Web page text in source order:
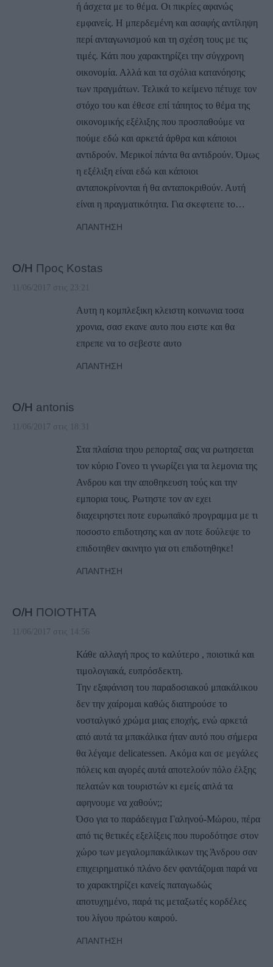
ή άσχετα με το θέμα. Οι πικρίες αφανώς
εμφανείς. Η μπερδεμένη και ασαφής αντίληψη
περί ανταγωνισμού και τη σχέση τους με τις
τιμές. Κάτι που χαρακτηρίζει την σύγχρονη
οικονομία. Αλλά και τα σχόλια κατανόησης
των πραγμάτων. Τελικά το κείμενο πέτυχε τον
στόχο του και έθεσε επί τάπητος το θέμα της
οικονομικής εξέλιξης που προσπαθούμε να
πούμε εδώ και αρκετά άρθρα και κάποιοι
αντιδρούν. Μερικοί πάντα θα αντιδρούν. Όμως
η εξέλιξη είναι εδώ και κάποιοι
ανταποκρίνονται ή θα ανταποκριθούν. Αυτή
είναι η πραγματικότητα. Για σκεφτειτε το…
ΑΠΆΝΤΗΣΗ
Ο/Η Προς Kostas
11/06/2017 στις 23:21
Αυτη η κομπλεξικη κλειστη κοινωνια τοσα
χρονια, σασ εκανε αυτο που ειστε και θα
επρεπε να το σεβεστε αυτο
ΑΠΆΝΤΗΣΗ
Ο/Η antonis
11/06/2017 στις 18:31
Στα πλαίσια τηου ρεπορταζ σας να ρωτησεται
τον κύριο Γονεο τι γνωρίζει για τα λεμονια της
Ανδρου και την αποθηκευση τούς και την
εμπορια τους. Ρωτηστε τον αν εχει
διαχειρηστει ποτε ευρωπαϊκό προγραμμα με τι
ποσοστο επιδοτησης και αν ποτε δούλεψε το
επιδοτηθεν ακινητο για οτι επιδοτηθηκε!
ΑΠΆΝΤΗΣΗ
Ο/Η ΠΟΙΟΤΗΤΑ
11/06/2017 στις 14:56
Κάθε αλλαγή προς το καλύτερο , ποιοτικά και
τιμολογιακά, ευπρόσδεκτη.
Την εξαφάνιση του παραδοσιακού μπακάλικου
δεν την χαίρομαι καθώς διατηρούσε το
νοσταλγικό χρώμα μιας εποχής, ενώ αρκετά
από αυτά τα μπακάλικα ήταν αυτό που σήμερα
θα λέγαμε delicatessen. Ακόμα και σε μεγάλες
πόλεις και αγορές αυτά αποτελούν πόλο έλξης
πελατών και τουριστών κι εμείς απλά τα
αφηνουμε να χαθούν;;
Όσο για το παράδειγμα Γαληνού-Μώρου, πέρα
από τις θετικές εξελίξεις που πυροδότησε στον
χώρο των μεγαλομπακάλικων της Άνδρου σαν
επιχειρηματικό πλάνο δεν φαντάζομαι παρά να
το χαρακτηρίζει κανείς παταγωδώς
αποτυχημένο, παρά τις μεταξωτές κορδέλες
του λίγου πρώτου καιρού.
ΑΠΆΝΤΗΣΗ